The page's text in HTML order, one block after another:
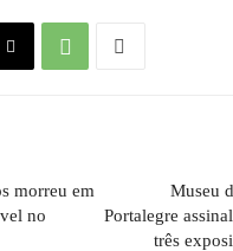
morreu em
no
Museu
Portalegre
três